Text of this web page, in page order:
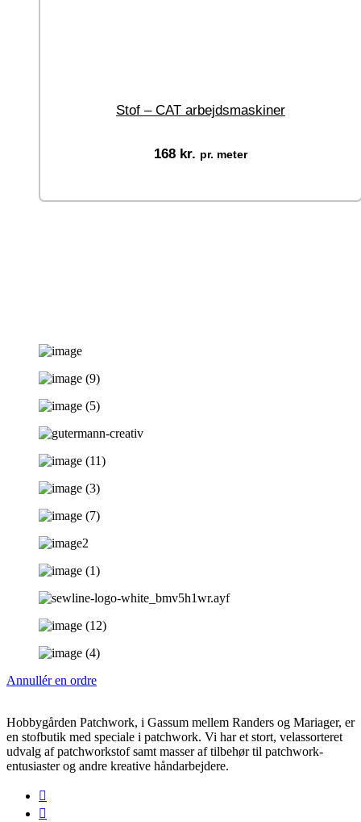
Stof – CAT arbejdsmaskiner
168 kr. pr. meter
Annullér en ordre
Hobbygården Patchwork, i Gassum mellem Randers og Mariager, er
en stofbutik med speciale i patchwork. Vi har et stort, velassorteret
udvalg af patchworkstof samt masser af tilbehør til patchwork-
entusiaster og andre kreative håndarbejdere.